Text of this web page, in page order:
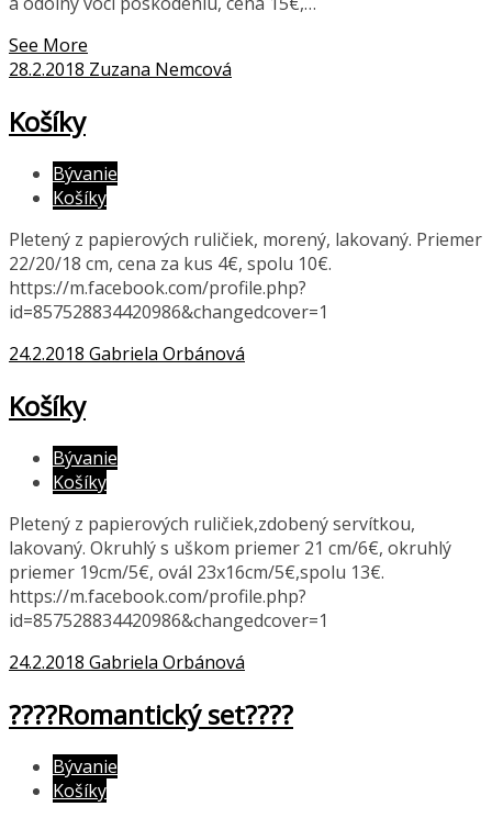
See More
28.2.2018 Zuzana Nemcová
Košíky
Bývanie
Košíky
Pletený z papierových ruličiek, morený, lakovaný. Priemer
22/20/18 cm, cena za kus 4€, spolu 10€.
https://m.facebook.com/profile.php?
id=857528834420986&changedcover=1
24.2.2018 Gabriela Orbánová
Košíky
Bývanie
Košíky
Pletený z papierových ruličiek,zdobený servítkou,
lakovaný. Okruhlý s uškom priemer 21 cm/6€, okruhlý
priemer 19cm/5€, ovál 23x16cm/5€,spolu 13€.
https://m.facebook.com/profile.php?
id=857528834420986&changedcover=1
24.2.2018 Gabriela Orbánová
????Romantický set????
Bývanie
Košíky